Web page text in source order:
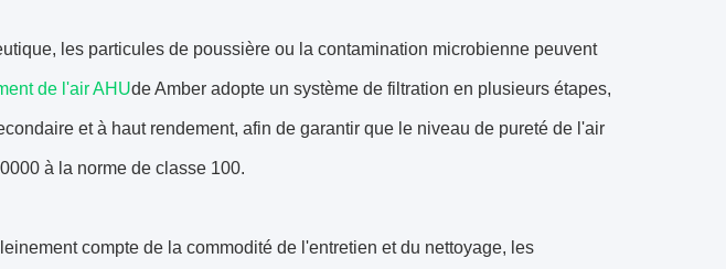
les particules de poussière ou la contamination microbienne peuvent
de l'air AHUde Amber adopte un système de filtration en plusieurs étapes,
et à haut rendement, afin de garantir que le niveau de pureté de l'air
à la norme de classe 100.
compte de la commodité de l'entretien et du nettoyage, les